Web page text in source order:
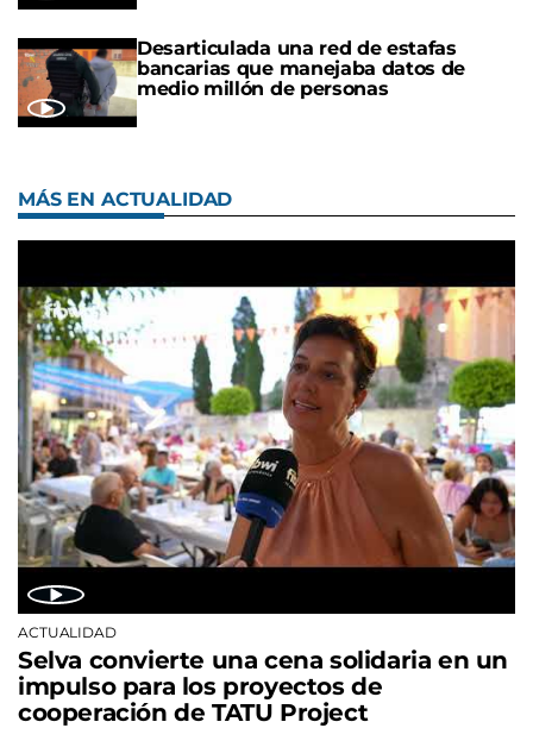
Desarticulada una red de estafas
bancarias que manejaba datos de
medio millón de personas
MÁS EN ACTUALIDAD
ACTUALIDAD
Selva convierte una cena solidaria en un
impulso para los proyectos de
cooperación de TATU Project